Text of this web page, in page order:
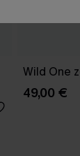
Wild One
49,00 €